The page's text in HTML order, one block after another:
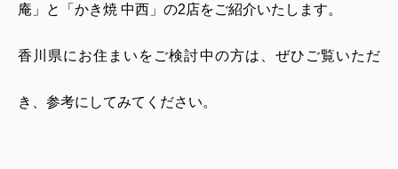
庵」と「かき焼 中西」の2店をご紹介いたします。
香川県にお住まいをご検討中の方は、ぜひご覧いただ
き、参考にしてみてください。